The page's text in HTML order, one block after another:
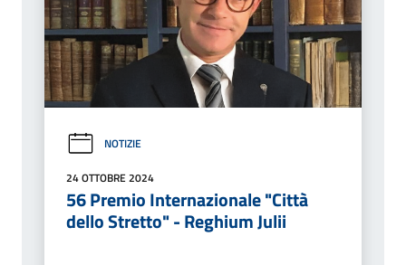
NOTIZIE
24 OTTOBRE 2024
56 Premio Internazionale "Città
dello Stretto" - Reghium Julii